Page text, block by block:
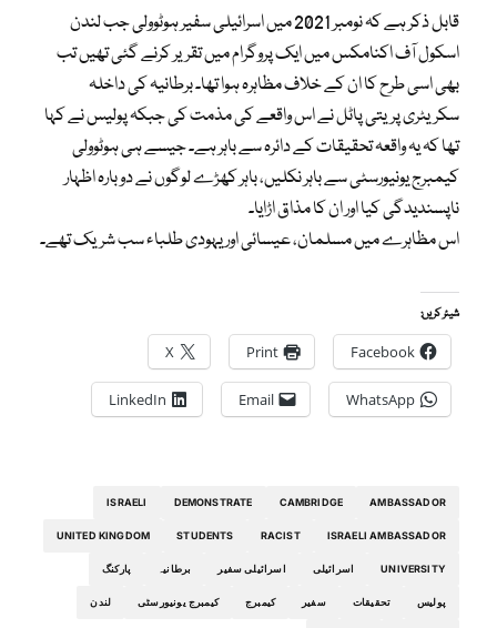
قابل ذکر ہے کہ نومبر 2021 میں اسرائیلی سفیر ہوٹوولی جب لندن
اسکول آف اکنامکس میں ایک پروگرام میں تقریر کرنے گئی تھیں تب
بھی اسی طرح کا ان کے خلاف مظاہرہ ہوا تھا۔ برطانیہ کی داخلہ
سکریٹری پریتی پاٹل نے اس واقعے کی مذمت کی جبکہ پولیس نے کہا
تھا کہ یہ واقعہ تحقیقات کے دائرہ سے باہر ہے۔ جیسے ہی ہوٹوولی
کیمبرج یونیورسٹی سے باہر نکلیں، باہر کھڑے لوگوں نے دوبارہ اظہار
ناپسندیدگی کیا اور ان کا مذاق اڑایا۔
اس مظاہرے میں مسلمان، عیسائی اور یہودی طلباء سب شریک تھے۔
شیئر کریں:
Facebook
Print
X
WhatsApp
Email
LinkedIn
AMBASSADOR
CAMBRIDGE
DEMONSTRATE
ISRAELI
ISRAELI AMBASSADOR
RACIST
STUDENTS
UNITED KINGDOM
UNIVERSITY اسرائیلی اسرائیلی سفیر برطانیہ پارکنگ
پولیس تحقیقات سفیر کیمبرج کیمبرج یونیورسٹی لندن